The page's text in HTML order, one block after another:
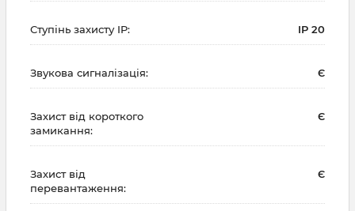
Ступінь захисту IP: IP 20
Звукова сигналізація: Є
Захист від короткого
замикання:
Є
Захист від
перевантаження:
Є